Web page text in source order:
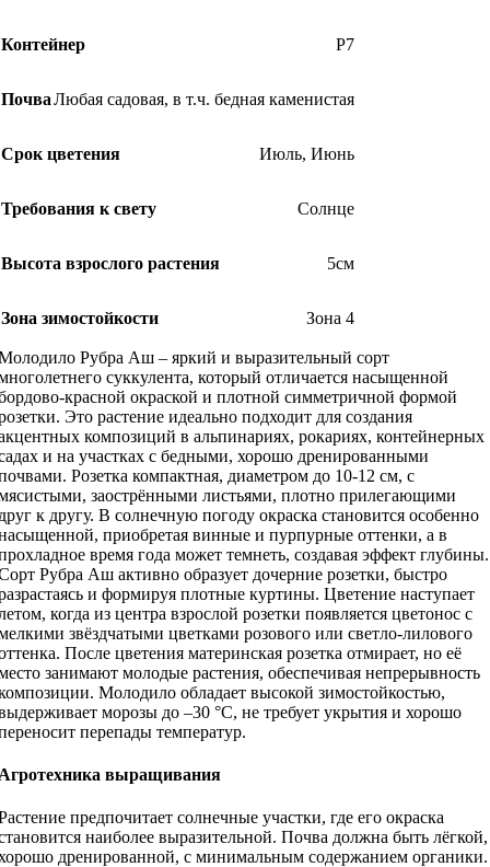
Контейнер Р7
ПочваЛюбая садовая, в т.ч. бедная каменистая
Срок цветения Июль, Июнь
Требования к свету Солнце
Высота взрослого растения 5см
Зона зимостойкости Зона 4
Рубра Аш – яркий и выразительный сорт
суккулента, который отличается насыщенной
красной окраской и плотной симметричной формой
Это растение идеально подходит для создания
композиций в альпинариях, рокариях, контейнерных
и на участках с бедными, хорошо дренированными
Розетка компактная, диаметром до 10-12 см, с
заострёнными листьями, плотно прилегающими
к другу. В солнечную погоду окраска становится особенно
приобретая винные и пурпурные оттенки, а в
время года может темнеть, создавая эффект глубины.
Рубра Аш активно образует дочерние розетки, быстро
и формируя плотные куртины. Цветение наступает
когда из центра взрослой розетки появляется цветонос с
звёздчатыми цветками розового или светло-лилового
После цветения материнская розетка отмирает, но её
занимают молодые растения, обеспечивая непрерывность
Молодило обладает высокой зимостойкостью,
морозы до –30 °C, не требует укрытия и хорошо
перепады температур.
выращивания
предпочитает солнечные участки, где его окраска
наиболее выразительной. Почва должна быть лёгкой,
дренированной, с минимальным содержанием органики.